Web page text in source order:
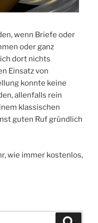
wenn Briefe oder
oder ganz
dort nichts
Einsatz von
konnte keine
allenfalls rein
klassischen
guten Ruf gründlich
wie immer kostenlos,